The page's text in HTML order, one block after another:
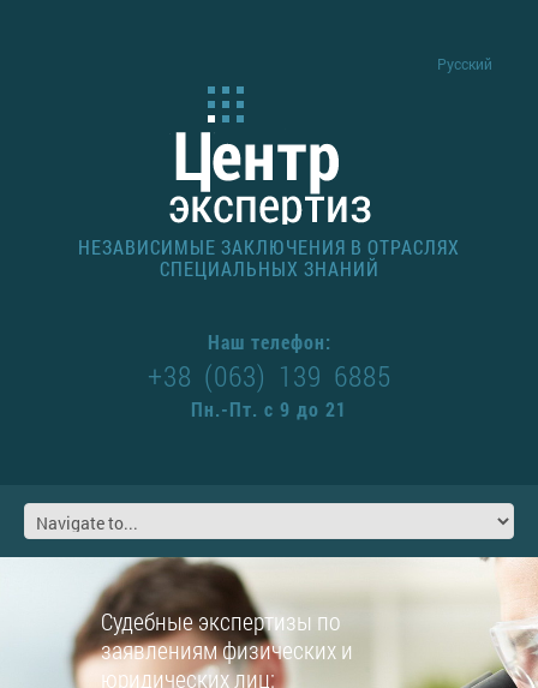
Русский
НЕЗАВИСИМЫЕ ЗАКЛЮЧЕНИЯ В ОТРАСЛЯХ
СПЕЦИАЛЬНЫХ ЗНАНИЙ
Наш телефон:
+38 (063) 139 6885
Пн.-Пт. с 9 до 21
Судебные экспертизы по
заявлениям физических и
юридических лиц: